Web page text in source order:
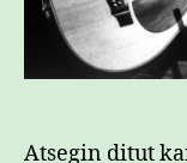
Atsegin ditut